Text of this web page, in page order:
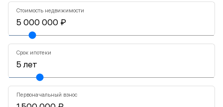
Стоимость недвижимости
Срок ипотеки
Первоначальный взнос